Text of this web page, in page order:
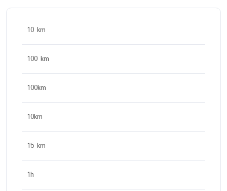
10 km
100 km
100km
10km
15 km
1h